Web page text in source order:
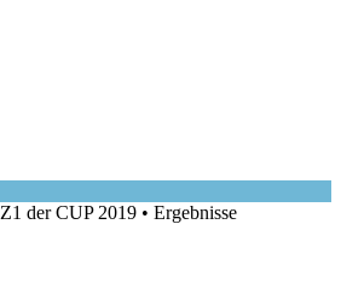
Z1 der CUP 2019 • Ergebnisse